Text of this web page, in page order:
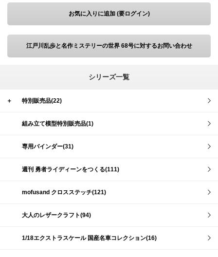
お気に入りに追加 (要ログイン)
江戸川乱歩と名作ミステリーの世界 68号に対するお問い合わせ
シリーズ一覧
＋ 特別販売品(22)
組み立て模型特別販売品(1)
専用バインダー(31)
週刊 勇者ライディーンをつくる(111)
mofusand クロスステッチ(121)
大人のレザークラフト(94)
1/18エクストラスケール 国産名車コレクション(16)